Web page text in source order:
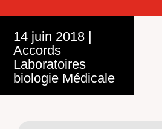
14 juin 2018 |
Accords
Laboratoires
biologie Médicale